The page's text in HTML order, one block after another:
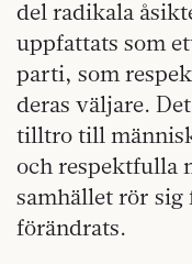
del radikala
uppfattats som
parti, som
deras väljare.
tilltro till
och respektfulla
samhället rör sig
förändrats.